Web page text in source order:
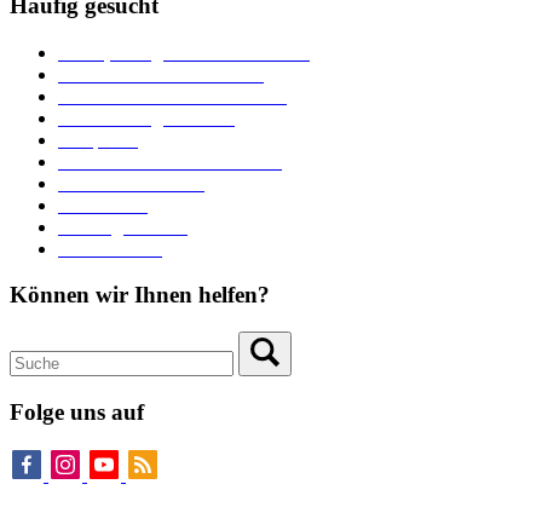
Häufig gesucht
Können wir Ihnen helfen?
Folge uns auf